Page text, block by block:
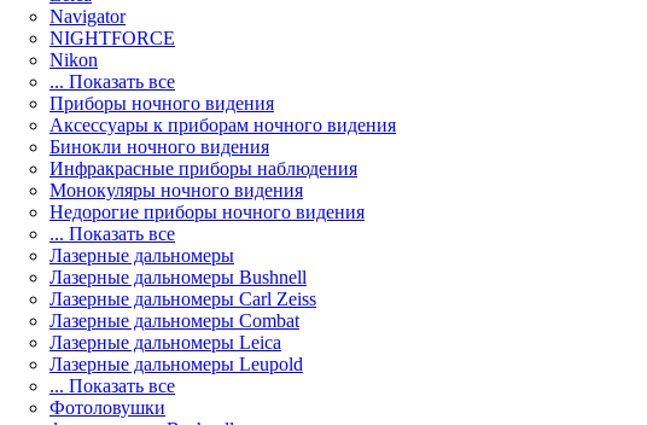
Navigator
NIGHTFORCE
Nikon
... Показать все
Приборы ночного видения
Аксессуары к приборам ночного видения
Бинокли ночного видения
Инфракрасные приборы наблюдения
Монокуляры ночного видения
Недорогие приборы ночного видения
... Показать все
Лазерные дальномеры
Лазерные дальномеры Bushnell
Лазерные дальномеры Carl Zeiss
Лазерные дальномеры Combat
Лазерные дальномеры Leica
Лазерные дальномеры Leupold
... Показать все
Фотоловушки